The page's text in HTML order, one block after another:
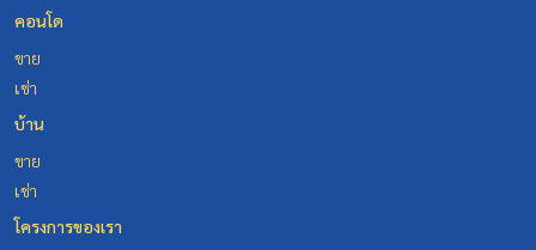
คอนโด
ขาย
เช่า
บ้าน
ขาย
เช่า
โครงการของเรา